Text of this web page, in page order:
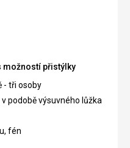
možností přistýlky
- tři osoby
podobě výsuvného lůžka
fén